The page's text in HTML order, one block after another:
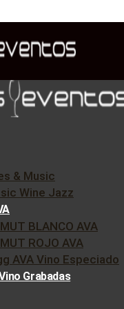
& Music
Wine Jazz
BLANCO AVA
ROJO AVA
AVA Vino Especiado
Grabadas